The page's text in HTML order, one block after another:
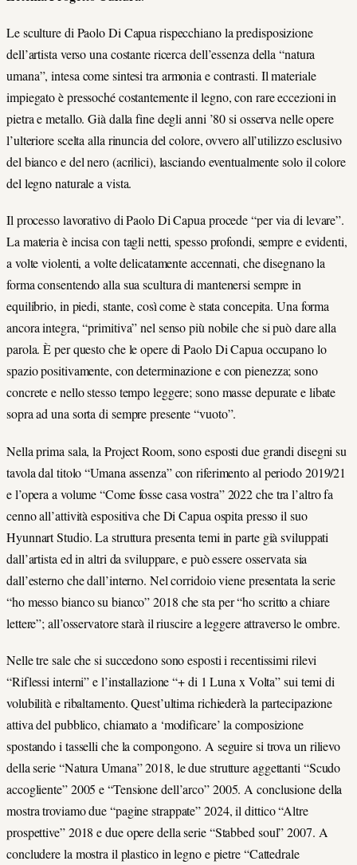
Le sculture di Paolo Di Capua rispecchiano la predisposizione
dell’artista verso una costante ricerca dell’essenza della “natura
umana”, intesa come sintesi tra armonia e contrasti. Il materiale
impiegato è pressoché costantemente il legno, con rare eccezioni in
pietra e metallo. Già dalla fine degli anni ’80 si osserva nelle opere
l’ulteriore scelta alla rinuncia del colore, ovvero all’utilizzo esclusivo
del bianco e del nero (acrilici), lasciando eventualmente solo il colore
del legno naturale a vista.
Il processo lavorativo di Paolo Di Capua procede “per via di levare”.
La materia è incisa con tagli netti, spesso profondi, sempre e evidenti,
a volte violenti, a volte delicatamente accennati, che disegnano la
forma consentendo alla sua scultura di mantenersi sempre in
equilibrio, in piedi, stante, così come è stata concepita. Una forma
ancora integra, “primitiva” nel senso più nobile che si può dare alla
parola. È per questo che le opere di Paolo Di Capua occupano lo
spazio positivamente, con determinazione e con pienezza; sono
concrete e nello stesso tempo leggere; sono masse depurate e libate
sopra ad una sorta di sempre presente “vuoto”.
Nella prima sala, la Project Room, sono esposti due grandi disegni su
tavola dal titolo “Umana assenza” con riferimento al periodo 2019/21
e l’opera a volume “Come fosse casa vostra” 2022 che tra l’altro fa
cenno all’attività espositiva che Di Capua ospita presso il suo
Hyunnart Studio. La struttura presenta temi in parte già sviluppati
dall’artista ed in altri da sviluppare, e può essere osservata sia
dall’esterno che dall’interno. Nel corridoio viene presentata la serie
“ho messo bianco su bianco” 2018 che sta per “ho scritto a chiare
lettere”; all’osservatore starà il riuscire a leggere attraverso le ombre.
Nelle tre sale che si succedono sono esposti i recentissimi rilevi
“Riflessi interni” e l’installazione “+ di 1 Luna x Volta” sui temi di
volubilità e ribaltamento. Quest’ultima richiederà la partecipazione
attiva del pubblico, chiamato a ‘modificare’ la composizione
spostando i tasselli che la compongono. A seguire si trova un rilievo
della serie “Natura Umana” 2018, le due strutture aggettanti “Scudo
accogliente” 2005 e “Tensione dell’arco” 2005. A conclusione della
mostra troviamo due “pagine strappate” 2024, il dittico “Altre
prospettive” 2018 e due opere della serie “Stabbed soul” 2007. A
concludere la mostra il plastico in legno e pietre “Cattedrale